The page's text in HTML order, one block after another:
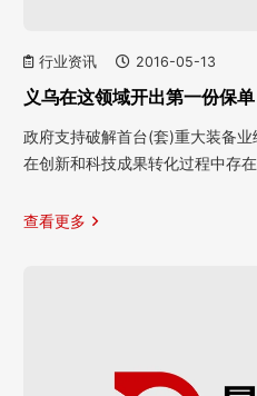
行业资讯 2016-05-13
义乌在这领域开出第一份保
政府支持破解首台(套)重大装备
在创新和科技成果转化过程中存
查看更多